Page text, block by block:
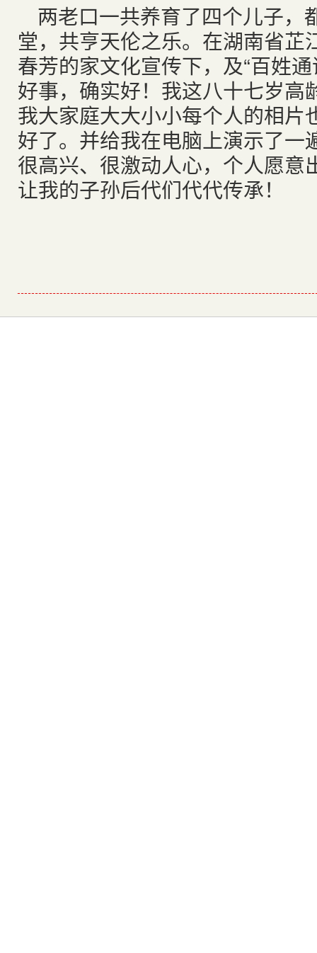
两老口一共养育了四个儿子，
堂，共亨天伦之乐。在湖南省
春芳的家文化宣传下，及“百姓
好事，确实好！我这八十七岁
我大家庭大大小小每个人的相
好了。并给我在电脑上演示了
很高兴、很激动人心，个人愿
让我的子孙后代们代代传承！